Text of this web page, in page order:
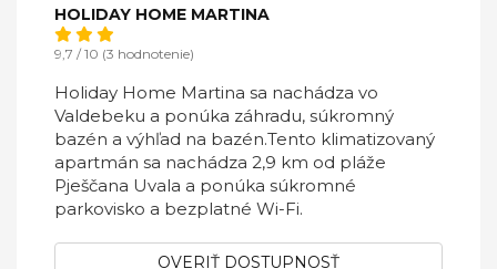
HOLIDAY HOME MARTINA
9,7 / 10 (3 hodnotenie)
Holiday Home Martina sa nachádza vo
Valdebeku a ponúka záhradu, súkromný
bazén a výhľad na bazén.Tento klimatizovaný
apartmán sa nachádza 2,9 km od pláže
Pješčana Uvala a ponúka súkromné ​​
parkovisko a bezplatné Wi-Fi.
OVERIŤ DOSTUPNOSŤ